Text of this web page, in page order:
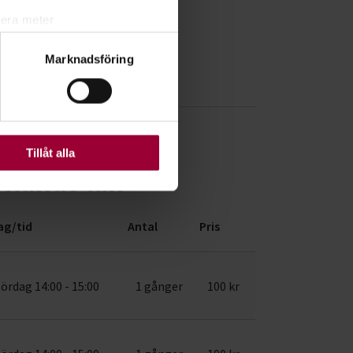
. Du kan ändra
Vissa kakor är
Marknadsföring
Tillåt alla
län
tid Antal Pris
14:00 - 15:00 1 gånger 100 kr